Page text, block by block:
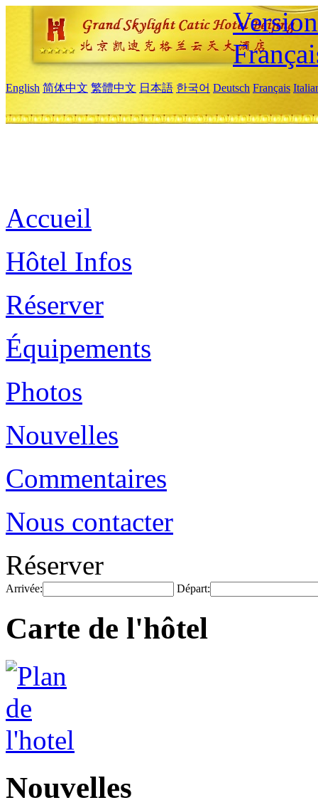
English 简体中文 繁體中文 日本語 한국어 Deutsch Français
Accueil
Hôtel Infos
Réserver
Équipements
Photos
Nouvelles
Commentaires
Nous contacter
Réserver
Arrivée: Départ:
Carte de l'hôtel
Nouvelles